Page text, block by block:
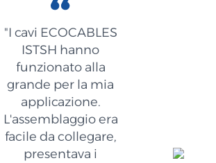
"I cavi ECOCABLES
ISTSH hanno
funzionato alla
grande per la mia
applicazione.
L'assemblaggio era
facile da collegare,
presentava i